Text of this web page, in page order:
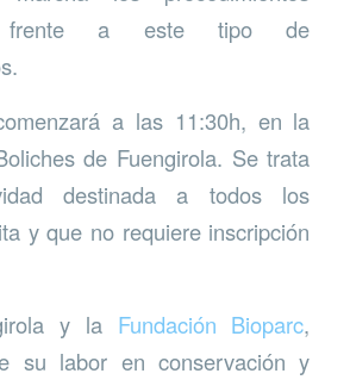
frente a este tipo de
a las 11:30h, en la
de Fuengirola. Se trata
destinada a todos los
y que no requiere inscripción
y la Fundación Bioparc,
su labor en conservación y